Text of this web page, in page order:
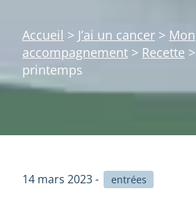
Accueil > J’ai un cancer > Mon
accompagnement > Recette >
printemps
14 mars 2023 - entrées